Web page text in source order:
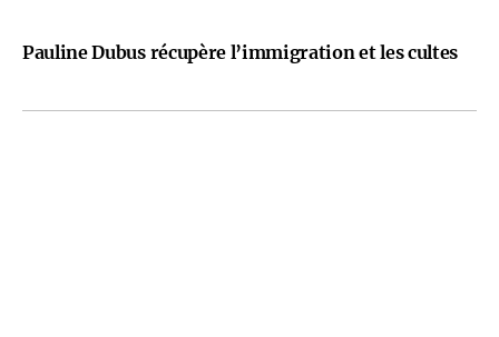
Pauline Dubus récupère l’immigration et les cultes